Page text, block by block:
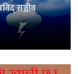
सञ्जीव